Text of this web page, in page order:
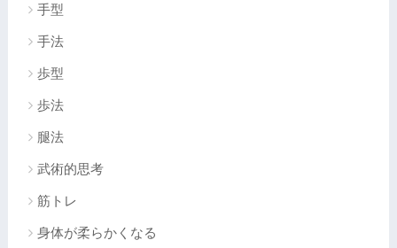
手型
手法
歩型
歩法
腿法
武術的思考
筋トレ
身体が柔らかくなる